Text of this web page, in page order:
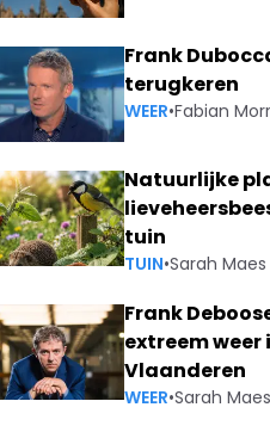
Frank
terugkeren
WEER•Fabian
Natuurlijke
tuin
TUIN•Sarah Maes
Frank
extreem weer
Vlaanderen
WEER•Sarah Maes